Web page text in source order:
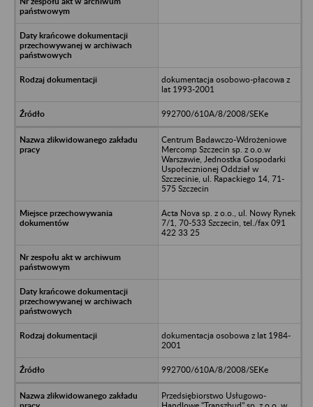
dokumentacja osobowo-płacowa z
lat 1993-2001
992700/610A/8/2008/SEKe
Centrum Badawczo-Wdrożeniowe
Mercomp Szczecin sp. z o.o.w
Warszawie, Jednostka Gospodarki
Uspołecznionej Oddział w
Szczecinie, ul. Rapackiego 14, 71-
575 Szczecin
Acta Nova sp. z o.o., ul. Nowy Rynek
7/1, 70-533 Szczecin, tel./fax 091
422 33 25
dokumentacja osobowa z lat 1984-
2001
992700/610A/8/2008/SEKe
Przedsiębiorstwo Usługowo-